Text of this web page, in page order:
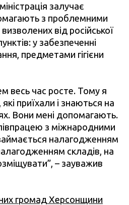
залучає
з проблемними
від російської
у забезпеченні
предметами гігієни
весь час росте. Тому я
приїхали і знаються на
Вони мені допомагають.
з міжнародними
налагодженням
складів, на
– зауважив
громад Херсонщини